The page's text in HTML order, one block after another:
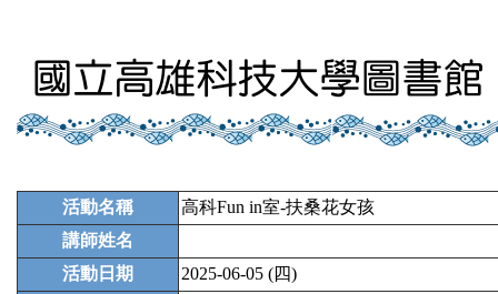
活動名稱
高科Fun in室-扶桑花女孩
講師姓名
活動日期
2025-06-05 (四)